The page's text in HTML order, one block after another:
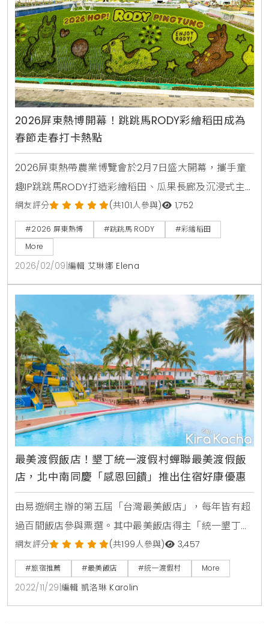
2026屏東熱博開幕！跳跳馬RODY彩繪稻田成為
春節走春打卡熱點
2026屏東熱帶農業博覽會於2月7日盛大開幕，攜手童
趣IP跳跳馬RODY打造彩繪稻田、瓜果長廊及沉浸式主
題館。活動期間提供DIY手作、舞台表演及屏東在地優
質農產展售，是春節假期親子走春、寓教於樂的首選景
點。
網友評分 (共101人參與) 1,752
#2026 屏東熱博 #跳跳馬 RODY
#彩繪稻田
More
2026/02/09 編輯 艾琳娜 Elena
最美渡假飯店！墾丁統一渡假村蟬聯最美渡假飯
店，北中南同慶「感恩回饋」推出住宿好康優惠
由易遊網主辦的第五屆「台灣最美飯店」，每年皆有超
過百間飯店參與票選。其中最美飯店得主「統一墾丁海
洋體驗樂園」獲得2022「台灣最美渡假飯店」最高票
殊榮。為了感謝每一位投票者、網友，特別推出「感恩
回饋」住宿好康優惠、北中南同慶。統一渡假村北中南
三館同慶感恩回饋，即日起墾丁推出強檔海洋主題五豪
網友評分 (共199人參與) 3,457
#旅宿推薦 #最美飯店 #統一渡假村 More
2022/11/29 編輯 凱洛琳 Karolin